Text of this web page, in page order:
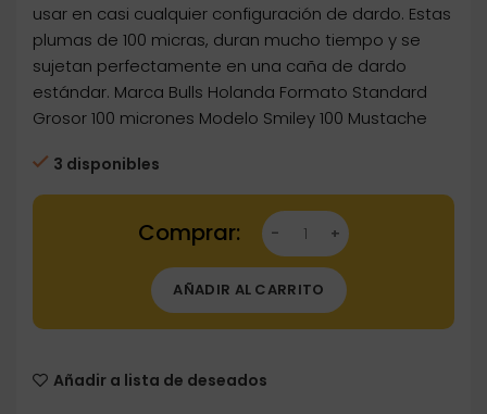
usar en casi cualquier configuración de dardo. Estas
plumas de 100 micras, duran mucho tiempo y se
sujetan perfectamente en una caña de dardo
estándar. Marca Bulls Holanda Formato Standard
Grosor 100 micrones Modelo Smiley 100 Mustache
3 disponibles
Dartstore Plumas Bulls Darts Smiley 100
AÑADIR AL CARRITO
Añadir a lista de deseados